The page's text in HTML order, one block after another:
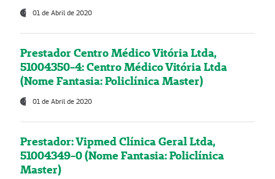
01 de Abril de 2020
Prestador Centro Médico Vitória Ltda,
51004350-4: Centro Médico Vitória Ltda
(Nome Fantasia: Policlínica Master)
01 de Abril de 2020
Prestador: Vipmed Clínica Geral Ltda,
51004349-0 (Nome Fantasia: Policlínica
Master)